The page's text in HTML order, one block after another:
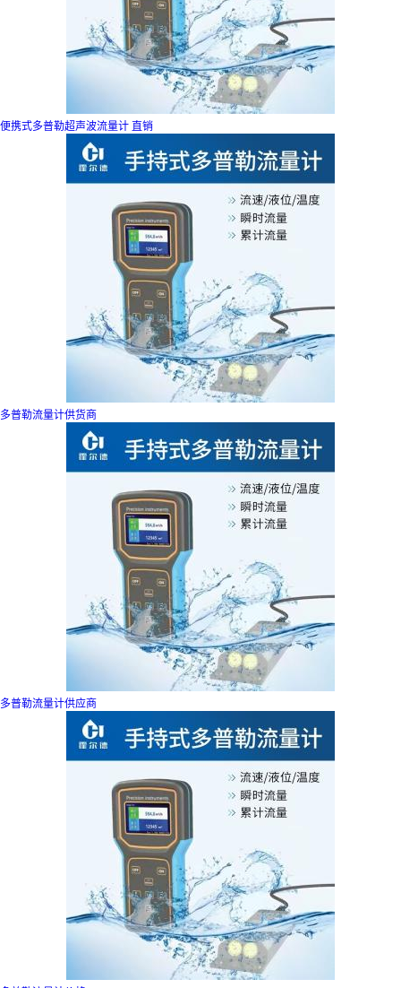
便携式多普勒超声波流量计 直销
多普勒流量计供货商
多普勒流量计供应商